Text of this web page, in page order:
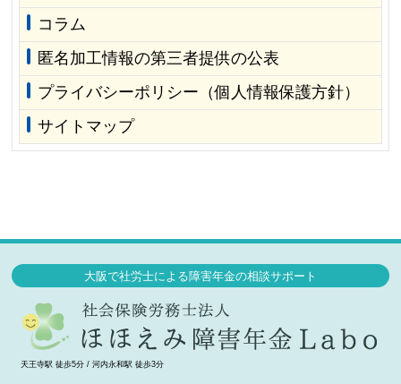
コラム
匿名加工情報の第三者提供の公表
プライバシーポリシー（個人情報保護方針）
サイトマップ
大阪で社労士による障害年金の相談サポート
天王寺駅 徒歩5分 / 河内永和駅 徒歩3分